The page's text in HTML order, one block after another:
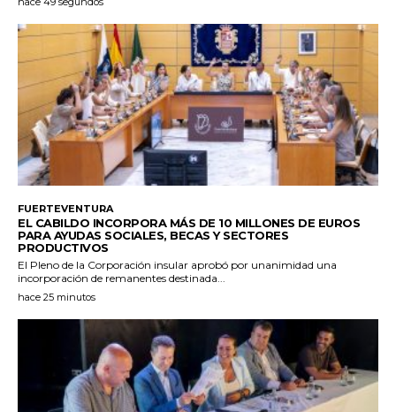
FUERTEVENTURA
EL CABILDO INCORPORA MÁS DE 10 MILLONES DE EUROS
PARA AYUDAS SOCIALES, BECAS Y SECTORES
PRODUCTIVOS
El Pleno de la Corporación insular aprobó por unanimidad una
incorporación de remanentes destinada...
hace 25 minutos